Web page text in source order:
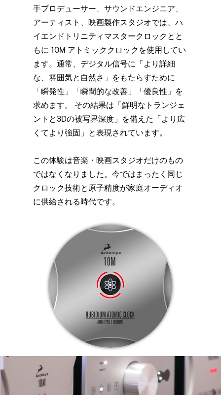
手プロデューサー、サウンドエンジニア、
アーティスト、映画製作スタジオでは、ハ
イエンドトリニティマスタークロックとと
もに 10M アトミッククロックを使用してい
ます。通常、デジタル信号に「より詳細
な、雰囲気と自然さ」をもたらすために
「瞬発性」「瞬間的な改善」「優良性」を
求めます。 その結果は「鮮明なトランジェ
ントと3Dの被写界深度」を備えた「より広
くてより強固」と表現されています。
この体験は音楽・映画スタジオだけのもの
ではなくなりました。今ではまったく同じ
クロック技術と原子精度が家庭オーディオ
に供給される時代です。